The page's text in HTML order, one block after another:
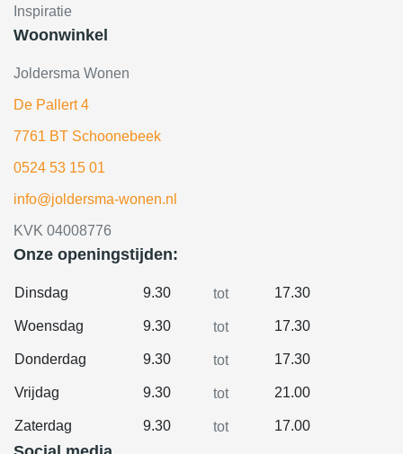
Inspiratie
Woonwinkel
Joldersma Wonen
De Pallert 4
7761 BT Schoonebeek
0524 53 15 01
info@joldersma-wonen.nl
KVK 04008776
Onze openingstijden:
Dinsdag 9.30 tot 17.30
Woensdag 9.30 tot 17.30
Donderdag 9.30 tot 17.30
Vrijdag 9.30 tot 21.00
Zaterdag 9.30 tot 17.00